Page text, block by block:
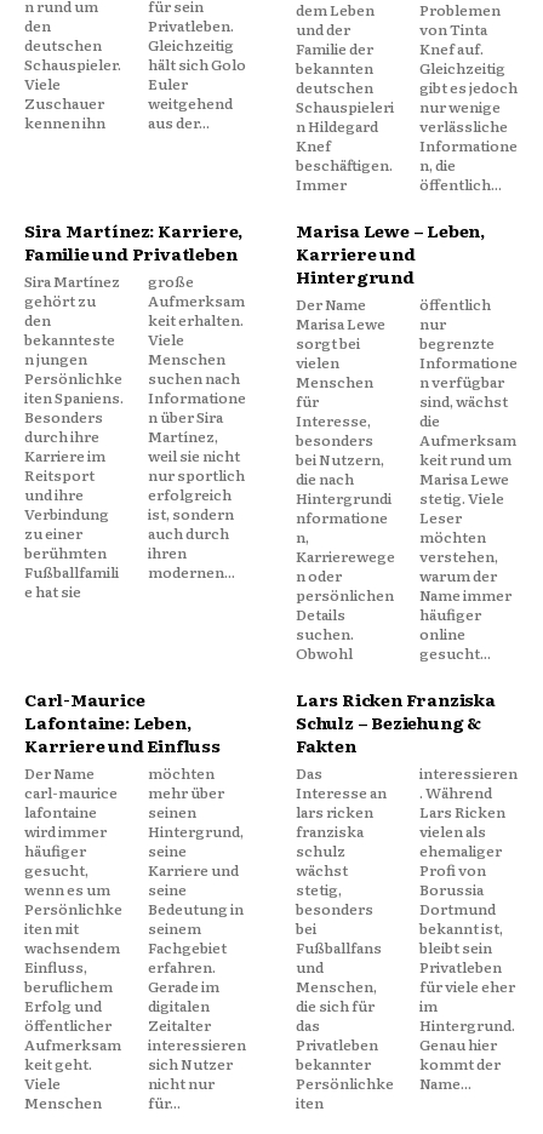
n rund um
den
deutschen
Schauspieler.
Viele
Zuschauer
kennen ihn
für sein
Privatleben.
Gleichzeitig
hält sich Golo
Euler
weitgehend
aus der...
dem Leben
und der
Familie der
bekannten
deutschen
Schauspieleri
n Hildegard
Knef
beschäftigen.
Immer
Problemen
von Tinta
Knef auf.
Gleichzeitig
gibt es jedoch
nur wenige
verlässliche
Informatione
n, die
öffentlich...
Sira Martínez: Karriere,
Familie und Privatleben
Sira Martínez
gehört zu
den
bekannteste
n jungen
Persönlichke
iten Spaniens.
Besonders
durch ihre
Karriere im
Reitsport
und ihre
Verbindung
zu einer
berühmten
Fußballfamili
e hat sie
große
Aufmerksam
keit erhalten.
Viele
Menschen
suchen nach
Informatione
n über Sira
Martínez,
weil sie nicht
nur sportlich
erfolgreich
ist, sondern
auch durch
ihren
modernen...
Marisa Lewe – Leben,
Karriere und
Hintergrund
Der Name
Marisa Lewe
sorgt bei
vielen
Menschen
für
Interesse,
besonders
bei Nutzern,
die nach
Hintergrundi
nformatione
n,
Karrierewege
n oder
persönlichen
Details
suchen.
Obwohl
öffentlich
nur
begrenzte
Informatione
n verfügbar
sind, wächst
die
Aufmerksam
keit rund um
Marisa Lewe
stetig. Viele
Leser
möchten
verstehen,
warum der
Name immer
häufiger
online
gesucht...
Carl-Maurice
Lafontaine: Leben,
Karriere und Einfluss
Der Name
carl-maurice
lafontaine
wird immer
häufiger
gesucht,
wenn es um
Persönlichke
iten mit
wachsendem
Einfluss,
beruflichem
Erfolg und
öffentlicher
Aufmerksam
keit geht.
Viele
Menschen
möchten
mehr über
seinen
Hintergrund,
seine
Karriere und
seine
Bedeutung in
seinem
Fachgebiet
erfahren.
Gerade im
digitalen
Zeitalter
interessieren
sich Nutzer
nicht nur
für...
Lars Ricken Franziska
Schulz – Beziehung &
Fakten
Das
Interesse an
lars ricken
franziska
schulz
wächst
stetig,
besonders
bei
Fußballfans
und
Menschen,
die sich für
das
Privatleben
bekannter
Persönlichke
iten
interessieren
. Während
Lars Ricken
vielen als
ehemaliger
Profi von
Borussia
Dortmund
bekannt ist,
bleibt sein
Privatleben
für viele eher
im
Hintergrund.
Genau hier
kommt der
Name...